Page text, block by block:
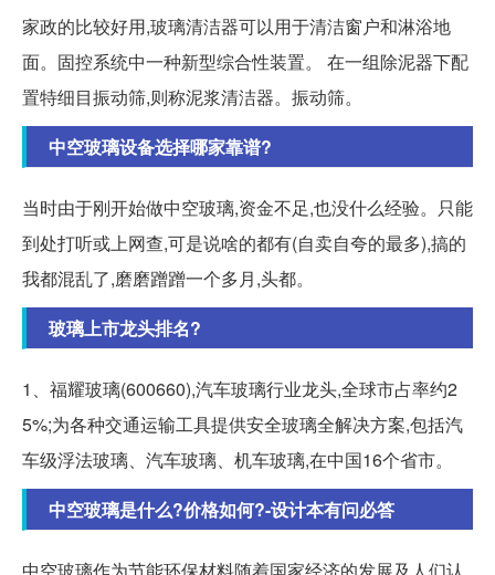
家政的比较好用,玻璃清洁器可以用于清洁窗户和淋浴地
面。固控系统中一种新型综合性装置。 在一组除泥器下配
置特细目振动筛,则称泥浆清洁器。振动筛。
中空玻璃设备选择哪家靠谱?
当时由于刚开始做中空玻璃,资金不足,也没什么经验。只能
到处打听或上网查,可是说啥的都有(自卖自夸的最多),搞的
我都混乱了,磨磨蹭蹭一个多月,头都。
玻璃上市龙头排名?
1、福耀玻璃(600660),汽车玻璃行业龙头,全球市占率约2
5%;为各种交通运输工具提供安全玻璃全解决方案,包括汽
车级浮法玻璃、汽车玻璃、机车玻璃,在中国16个省市。
中空玻璃是什么?价格如何?-设计本有问必答